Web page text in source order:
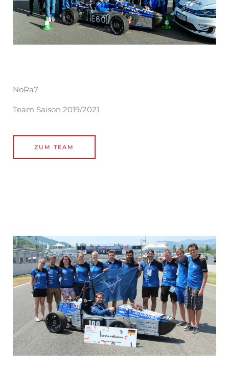
NoRa7
Team Saison 2019/2021
ZUM TEAM